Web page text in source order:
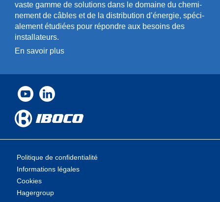
vaste gamme de solut­ions dans le domaine du chemi­
n­ement de câbles et de la distri­bution d’énergie, spéci­
a­l­ement étudiées pour répondre aux besoins des
installa­teurs.
En savoir plus
Politique de confidentialité
Informations légales
Cookies
Hagergroup